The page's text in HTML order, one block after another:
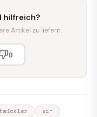
hilfreich?
Artikel zu liefern.
0
san